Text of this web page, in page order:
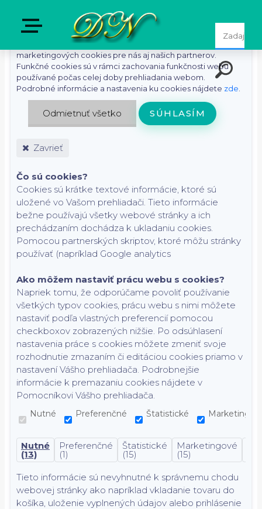
S cieľom uľahčiť používateľom používať naše webové
stránky využívame cookies. Kliknutím na tlačidlo "Súhlasím"
súhlasíte s použitím preferenčných, štatistických i
marketingových cookies pre nás aj našich partnerov.
Funkčné cookies sú v rámci zachovania funkčnosti webu
používané počas celej doby prehliadania webom.
Podrobné informácie a nastavenia ku cookies nájdete zde
Odmietnuť všetko SÚHLASÍM
Zavrieť
Čo sú cookies?
Cookies sú krátke textové informácie, ktoré sú
uložené vo Vašom prehliadači. Tieto informácie
bežne používajú všetky webové stránky a ich
prechádzaním dochádza k ukladaniu cookies.
Pomocou partnerských skriptov, ktoré môžu stránky
používať (napríklad Google analytics
Ako môžem nastaviť prácu webu s cookies?
Napriek tomu, že odporúčame povoliť používanie
všetkých typov cookies, prácu webu s nimi môžete
nastaviť podľa vlastných preferencií pomocou
checkboxov zobrazených nižšie. Po odsúhlasení
nastavenia práce s cookies môžete zmeniť svoje
rozhodnutie zmazaním či editáciou cookies priamo v
nastavení Vášho prehliadača. Podrobnejšie
informácie k premazaniu cookies nájdete v
Pomocníkovi Vášho prehliadača.
Nutné Preferenčné Štatistické
Nutné
(13)
Preferenčné
(1)
Štatistické
(15)
Marketingové
(15)
Tieto informácie sú nevyhnutné k správnemu chodu
webovej stránky ako napríklad vkladanie tovaru do
košíka, uloženie vyplnených údajov alebo prihlásenie